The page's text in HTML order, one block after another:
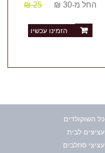
החל מ-30 ₪ 25 ₪
הזמינו עכשיו
כל השוקולדים
עציצים לבית
עציצי סחלבים